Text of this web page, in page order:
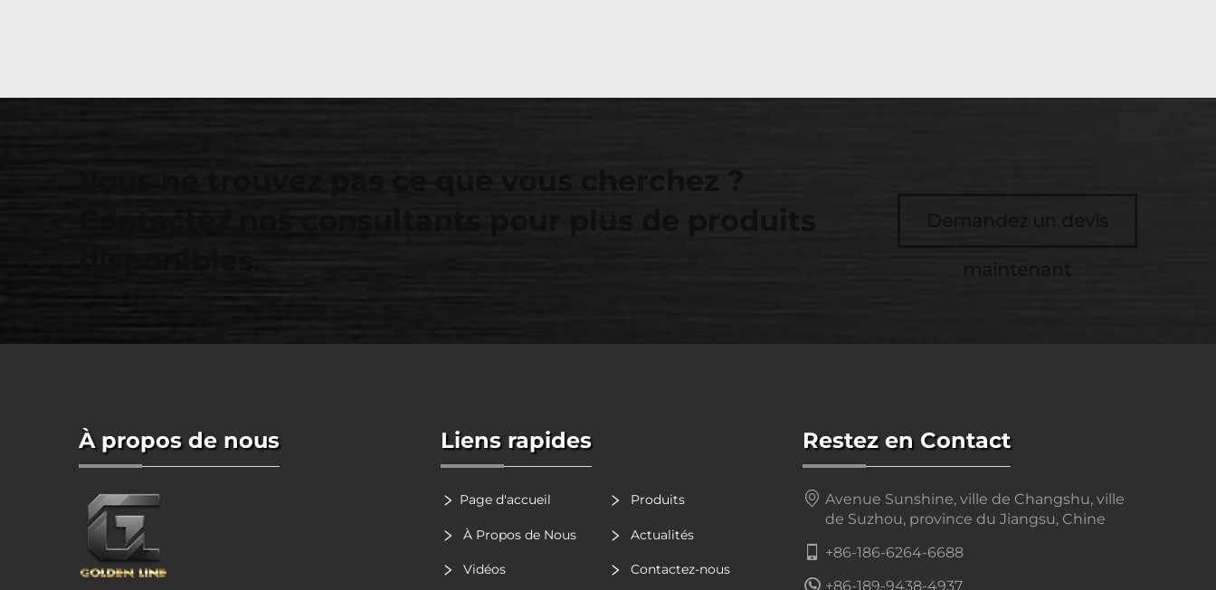
Vous ne trouvez pas ce que vous cherchez ?
À propos de nous Liens rapides
Page d'accueil Produits
À Propos de Nous Actualités
Vidéos Contactez-nous
Restez en Contact
Avenue Sunshine, ville de Changshu, ville
de Suzhou, province du Jiangsu, Chine
+86-186-6264-6688
+86-189-9438-4937